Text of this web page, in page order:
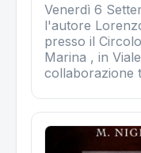
Venerdì 6
l'autore
presso il
Marina , in
collaborazione